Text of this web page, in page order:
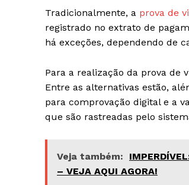
Tradicionalmente, a prova de
registrado no extrato de
há exceções, dependendo de
Para a realização da prova de
Entre as alternativas estão,
para comprovação digital e a
que são rastreadas pelo
Veja também:
– VEJA AQUI AGORA!